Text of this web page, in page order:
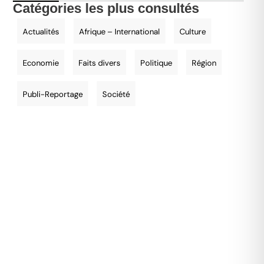
Catégories les plus consultés
Actualités Afrique – International Culture
Economie Faits divers Politique Région
Publi-Reportage Société